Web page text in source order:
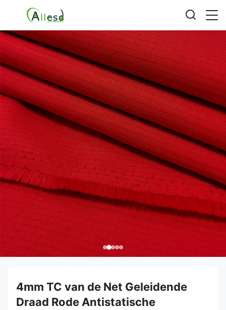
4mm TC van de Net Geleidende
Draad Rode Antistatische